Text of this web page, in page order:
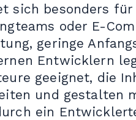
sich besonders
oder E-
geringe
Entwicklern
geeignet, die
und gestalten
ein